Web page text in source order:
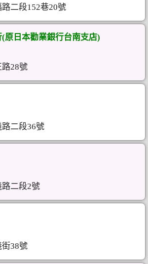
二段152巷20號
原日本勸業銀行台南支店)
28號
二段36號
二段2號
38號